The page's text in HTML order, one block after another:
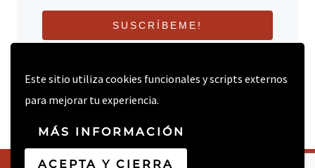
Este sitio utiliza cookies funcionales y scripts externos
para mejorar tu experiencia.
MÁS INFORMACIÓN
ACEPTA Y CIERRA
SUSCRÍBEME!